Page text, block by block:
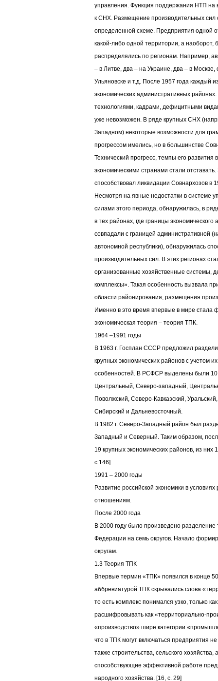
управления. Функция поддержания НТП на
к СНХ. Размещение производительных сил
определенной схеме. Предприятия одной
какой-либо одной территории, а
распределялись по регионам. Например,
– в Литве, два – на Украине, два – в
Ульяновске и т.д. После 1957 года каждый
экономических административных
технологиями, кадрами, дефицитными
уже невозможен. В ряде крупных СНХ
Западном) некоторые возможности для
прогрессом имелись, но в большинстве
Технический прогресс, темпы его развития
экономическими странами стали
способствовал ликвидации Совнархозов в
Несмотря на явные недостатки в системе
силами этого периода, обнаружилась, в
в тех районах, где границы
совпадали с границей административной
автономной республики), обнаружилась
производительных сил. В этих регионах
организованные хозяйственные системы,
комплексы». Такая особенность вызвала
области районирования, размещения
Именно в это время впервые в мире стала
экономическая теория – теория ТПК.
1964 –1991 годы
В 1963 г. Госплан СССР предложил
крупных экономических районов с учетом
особенностей. В РСФСР выделены были 10
Центральный, Северо-западный,
Поволжский, Северо-Кавказский,
Сибирский и Дальневосточный.
В 1982 г. Северо-Западный район был
Западный и Северный. Таким образом,
19 крупных экономических районов, из них
c.146]
1991 – 2000 годы
Развитие российской экономики в
отношениям.
После 2000 года
В 2000 году было произведено разделение
Федерации на семь округов. Начало
округам.
1.3 Теория ТПК
Впервые термин «ТПК» появился в конце
аббревиатурой ТПК скрывались слова
то есть комплекс понимался узко, только
расшифровывать как «территориально-
«производство» шире категории
что в ТПК могут включаться предприятия
также строительства, сельского
способствующие эффективной работе
народного хозяйства. [16, c. 29]